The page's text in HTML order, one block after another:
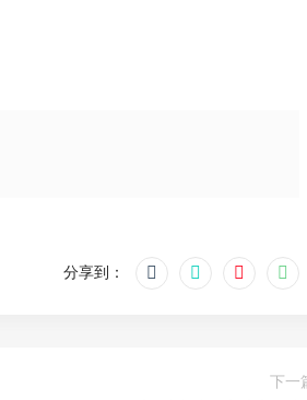
分享到：
下一